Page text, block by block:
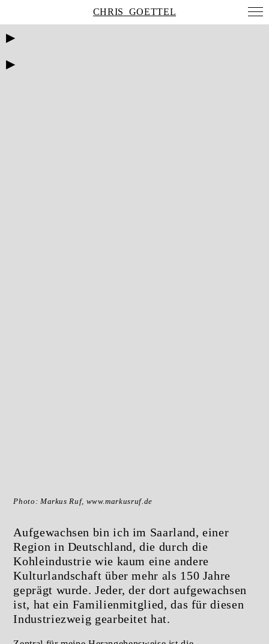
CHRIS_GOETTEL
▶
▶
Photo: Markus Ruf, www.markusruf.de
Aufgewachsen bin ich im Saarland, einer
Region in Deutschland, die durch die
Kohleindustrie wie kaum eine andere
Kulturlandschaft über mehr als 150 Jahre
geprägt wurde. Jeder, der dort aufgewachsen
ist, hat ein Familienmitglied, das für diesen
Industriezweig gearbeitet hat.